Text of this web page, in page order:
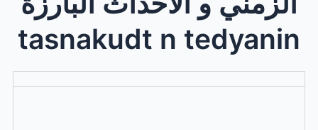
tasnakudt n tedyanin